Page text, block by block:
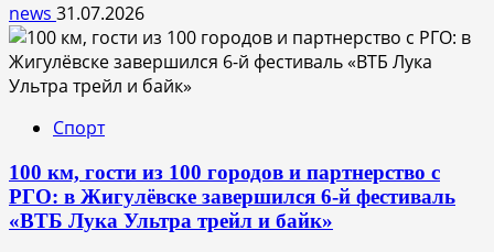
news 31.07.2026
Спорт
100 км, гости из 100 городов и партнерство с
РГО: в Жигулёвске завершился 6-й фестиваль
«ВТБ Лука Ультра трейл и байк»